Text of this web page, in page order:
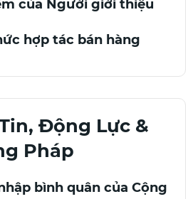
của Người giới thiệu
hợp tác bán hàng
Động Lực &
Pháp
bình quân của Cộng